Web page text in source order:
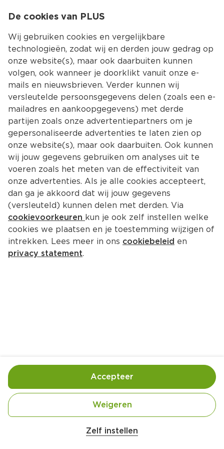
Kies jouw
100 gram pure chocolade
De cookies van PLUS
Wij gebruiken cookies en vergelijkbare
technologieën, zodat wij en derden jouw gedrag op
onze website(s), maar ook daarbuiten kunnen
volgen, ook wanneer je doorklikt vanuit onze e-
mails en nieuwsbrieven. Verder kunnen wij
versleutelde persoonsgegevens delen (zoals een e-
mailadres en aankoopgegevens) met derde
partijen zoals onze advertentiepartners om je
gepersonaliseerde advertenties te laten zien op
onze website(s), maar ook daarbuiten. Ook kunnen
wij jouw gegevens gebruiken om analyses uit te
voeren zoals het meten van de effectiviteit van
onze advertenties. Als je alle cookies accepteert,
dan ga je akkoord dat wij jouw gegevens
(versleuteld) kunnen delen met derden. Via
cookievoorkeuren kun je ook zelf instellen welke
cookies we plaatsen en je toestemming wijzigen of
intrekken. Lees meer in ons cookiebeleid en
privacy statement.
Zelf instellen
Weigeren
Accepteer